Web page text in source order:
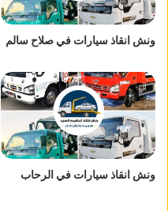
ونش انقاذ سيارات في صلاح سالم
ونش انقاذ سيارات في الرحاب